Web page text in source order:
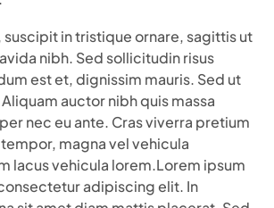
suscipit in tristique ornare, sagittis ut
nibh. Sed sollicitudin risus
est et, dignissim mauris. Sed ut
auctor nibh quis massa
nec eu ante. Cras viverra pretium
magna vel vehicula
lacus vehicula lorem.Lorem ipsum
adipiscing elit. In